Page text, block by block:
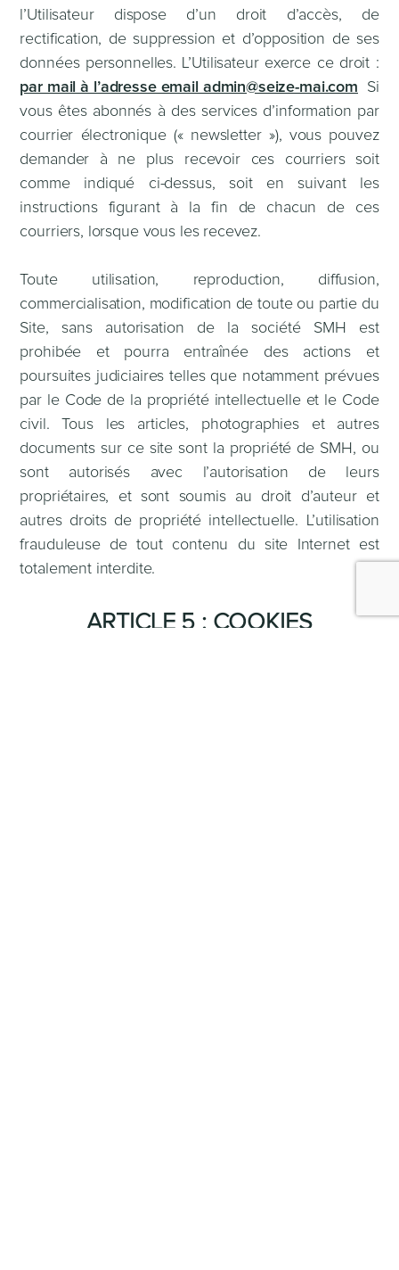
l’Utilisateur dispose d’un droit d’accès, de
rectification, de suppression et d’opposition de ses
données personnelles. L’Utilisateur exerce ce droit :
par mail à l’adresse email admin@seize-mai.com
Si
vous êtes abonnés à des services d’information par
courrier électronique (« newsletter »), vous pouvez
demander à ne plus recevoir ces courriers soit
comme indiqué ci-dessus, soit en suivant les
instructions figurant à la fin de chacun de ces
courriers, lorsque vous les recevez.
Toute utilisation, reproduction, diffusion,
commercialisation, modification de toute ou partie du
Site, sans autorisation de la société SMH est
prohibée et pourra entraînée des actions et
poursuites judiciaires telles que notamment prévues
par le Code de la propriété intellectuelle et le Code
civil. Tous les articles, photographies et autres
documents sur ce site sont la propriété de SMH, ou
sont autorisés avec l’autorisation de leurs
propriétaires, et sont soumis au droit d’auteur et
autres droits de propriété intellectuelle. L’utilisation
frauduleuse de tout contenu du site Internet est
totalement interdite.
ARTICLE 5 : COOKIES